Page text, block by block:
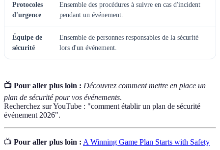
Protocoles
d'urgence
Ensemble des procédures à suivre en cas d'incident
pendant un événement.
Équipe de
sécurité
Ensemble de personnes responsables de la sécurité
lors d'un événement.
📺 Pour aller plus loin : Découvrez comment mettre en place un
plan de sécurité pour vos événements.
Recherchez sur YouTube : "comment établir un plan de sécurité
événement 2026".
📺 Pour aller plus loin : A Winning Game Plan Starts with Safety